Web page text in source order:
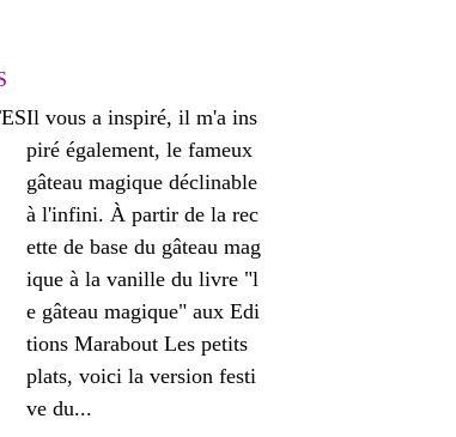
Il vous a inspiré, il m'a ins
piré également, le fameux
gâteau magique déclinable
à l'infini. À partir de la rec
ette de base du gâteau mag
ique à la vanille du livre "l
e gâteau magique" aux Edi
tions Marabout Les petits
plats, voici la version festi
ve du...